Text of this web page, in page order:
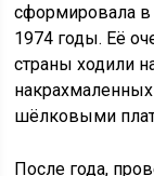
сформировала в
1974 годы. Её
страны ходили
шёлковыми
После года,